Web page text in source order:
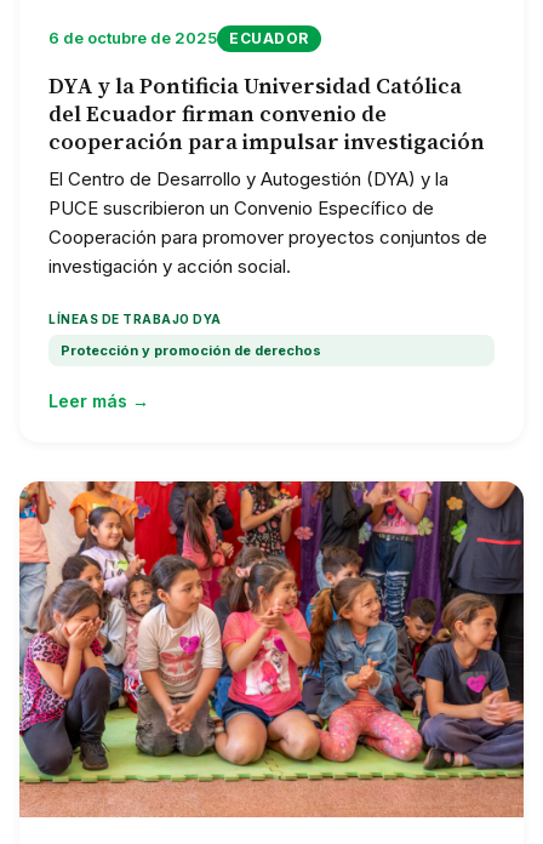
6 de octubre de 2025 ECUADOR
DYA y la Pontificia Universidad Católica
del Ecuador firman convenio de
cooperación para impulsar investigación
El Centro de Desarrollo y Autogestión (DYA) y la
PUCE suscribieron un Convenio Específico de
Cooperación para promover proyectos conjuntos de
investigación y acción social.
LÍNEAS DE TRABAJO DYA
Protección y promoción de derechos
Leer más →